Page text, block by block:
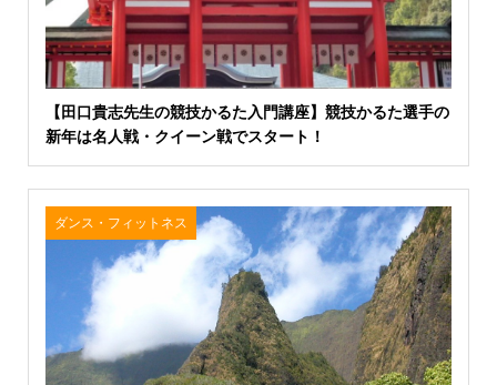
【田口貴志先生の競技かるた入門講座】競技かるた選手の
新年は名人戦・クイーン戦でスタート！
ダンス・フィットネス